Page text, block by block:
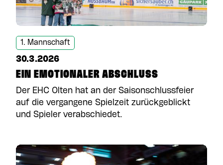
1. Mannschaft
30.3.2026
EIN EMOTIONALER ABSCHLUSS
Der EHC Olten hat an der Saisonschlussfeier
auf die vergangene Spielzeit zurückgeblickt
und Spieler verabschiedet.